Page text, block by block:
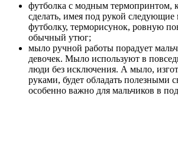
футболка с модным термопринтом,
сделать, имея под рукой
футболку, терморисунок, ровную
обычный утюг;
мыло ручной работы порадует
девочек. Мыло используют в
люди без исключения. А мыло,
руками, будет обладать полезными
особенно важно для мальчиков в